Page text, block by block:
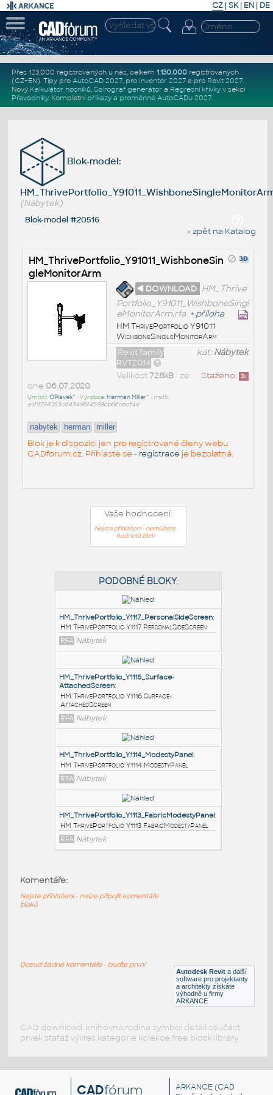
CZ | SK| EN | DE
Přes 123.000 registrovaných u nás, celkem 1.130.000registrovaných
(CZ+EN). Tipy pro AutoCAD 2027, pro Inventor 2027a pro Revit 2027.
Nový Kalkulátor nosníků, Spirograf generátor a Regresní křivkyv sekci
Převodníky. Kompletní příkazya proměnné AutoCADu 2027.
Blok-model:
(Nábytek)
Blok-model #20516
« zpět na Katalog
HM_ThrivePortfolio_Y91011_WishboneSin
gleMonitorArm
◄ DOWNLOAD HM_Thrive
Portfolio_Y91011_WishboneSingl
eMonitorArm.rfa + příloha
HM ThrivePortfolio Y91011
WishboneSingleMonitorArm
kat:Nábytek
Revit family
RVT2014
Staženo: 3x
Velikost 728kB• ze
dne 06.07.2020
Umístil:OPlavek^ • Výrobce: Herman Miller^ • md5:
e1f9794053c643496f4598cb66cecf4a
nabytek herman miller
Blok je k dispozici jen pro registrované členy webu
CADforum.cz. Přihlaste se - registrace je bezplatná.
Vaše hodnocení:
Nejste přihlášeni - nemůžete
hodnotit blok
PODOBNÉ BLOKY
HM_ThrivePortfolio_Y1117_PersonalSideScreen
HM ThrivePortfolio Y1117 PersonalSideScreen
RFA Nábytek
HM_ThrivePortfolio_Y1116_Surface-
AttachedScreen:
HM ThrivePortfolio Y1116 Surface-
AttachedScreen
RFA Nábytek
HM ThrivePortfolio Y1114 ModestyPanel
HM_ThrivePortfolio_Y1113_FabricModestyPanel
HM ThrivePortfolio Y1113 FabricModestyPanel
Autodesk Revit a další
software pro projektanty
a architekty získáte
výhodně u firmy
ARKANCE
Komentáře:
Nejste přihlášeni - nelze připojit komentáře
bloků
Dosud žádné komentáře - buďte první
CAD download: knihovna rodina symbol detail součást
prvek stafáž výkres kategorie kolekce free block library
CADfórum ARKANCE (CAD